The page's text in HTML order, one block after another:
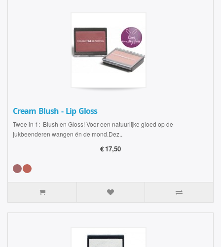
Cream Blush - Lip Gloss
Twee in 1: Blush en Gloss! Voor een natuurlijke gloed op de
jukbeenderen wangen én de mond.Dez..
€ 17,50